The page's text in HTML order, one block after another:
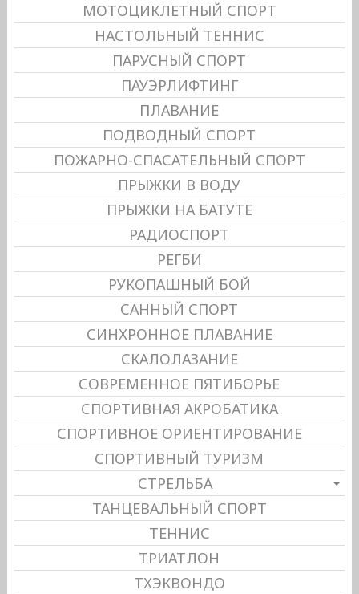
МОТОЦИКЛЕТНЫЙ СПОРТ
НАСТОЛЬНЫЙ ТЕННИС
ПАРУСНЫЙ СПОРТ
ПАУЭРЛИФТИНГ
ПЛАВАНИЕ
ПОДВОДНЫЙ СПОРТ
ПОЖАРНО-СПАСАТЕЛЬНЫЙ СПОРТ
ПРЫЖКИ В ВОДУ
ПРЫЖКИ НА БАТУТЕ
РАДИОСПОРТ
РЕГБИ
РУКОПАШНЫЙ БОЙ
САННЫЙ СПОРТ
СИНХРОННОЕ ПЛАВАНИЕ
СКАЛОЛАЗАНИЕ
СОВРЕМЕННОЕ ПЯТИБОРЬЕ
СПОРТИВНАЯ АКРОБАТИКА
СПОРТИВНОЕ ОРИЕНТИРОВАНИЕ
СПОРТИВНЫЙ ТУРИЗМ
СТРЕЛЬБА
ТАНЦЕВАЛЬНЫЙ СПОРТ
ТЕННИС
ТРИАТЛОН
ТХЭКВОНДО